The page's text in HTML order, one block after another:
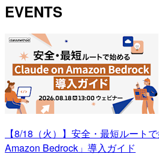
EVENTS
【8/18（火）】安全・最短ルート
Amazon Bedrock」導入ガイド